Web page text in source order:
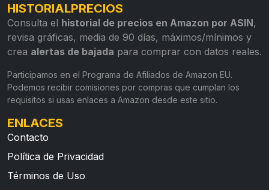
HISTORIALPRECIOS
Consulta el historial de precios en Amazon por ASIN,
revisa gráficas, media de 90 días, máximos/mínimos y
crea alertas de bajada para comprar con datos reales.
Participamos en el Programa de Afiliados de Amazon EU.
Podemos recibir comisiones por compras que cumplan los
requisitos si usas enlaces a Amazon desde este sitio.
ENLACES
Contacto
Política de Privacidad
Términos de Uso